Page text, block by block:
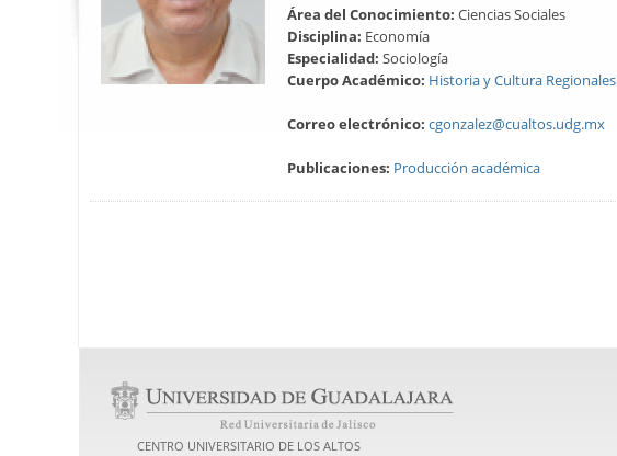
Área del Conocimiento: Ciencias Sociales
Disciplina: Economía
Especialidad: Sociología
Cuerpo Académico: Historia y Cultura Regionales
Correo electrónico: cgonzalez@cualtos.udg.mx
Publicaciones: Producción académica
CENTRO UNIVERSITARIO DE LOS ALTOS